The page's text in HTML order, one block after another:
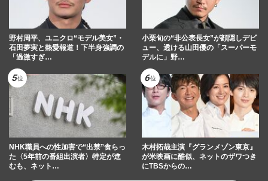
簡単“癒しワザ”、冷めないホットタオルの
作り方
週刊女性2021年3月30日号 2021/3/23
野村周平、ユニクロ“モデル美女”・
石田夢実と熱愛報道！下半身強調の
「過激すぎ…
小栗旬の“非公表長女”が顔隠しデビ
ュー、透ける山田優の「スーパーモ
デルに」野…
NHK職員への性加害で“出禁”食らっ
た〈5年前の番組出演者〉特定が進
むも、ネット…
木村拓哉主演『グランメゾン東京』
が米映画に酷似、ネットのザワつき
にTBSからの…